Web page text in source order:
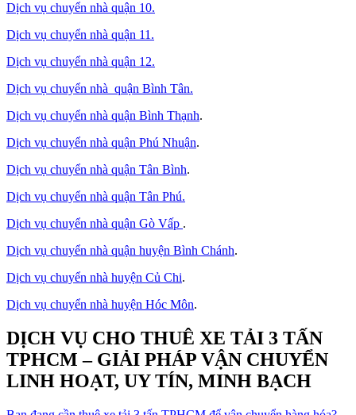
Dịch vụ chuyển nhà quận 10.
Dịch vụ chuyển nhà quận 11.
Dịch vụ chuyển nhà quận 12.
Dịch vụ chuyển nhà quận Bình Tân.
Dịch vụ chuyển nhà quận Bình Thạnh.
Dịch vụ chuyển nhà quận Phú Nhuận.
Dịch vụ chuyển nhà quận Tân Bình.
Dịch vụ chuyển nhà quận Tân Phú.
Dịch vụ chuyển nhà quận Gò Vấp .
Dịch vụ chuyển nhà quận huyện Bình Chánh.
Dịch vụ chuyển nhà huyện Củ Chi.
Dịch vụ chuyển nhà huyện Hóc Môn.
DỊCH VỤ CHO THUÊ XE TẢI 3 TẤN
TPHCM – GIẢI PHÁP VẬN CHUYỂN
LINH HOẠT, UY TÍN, MINH BẠCH